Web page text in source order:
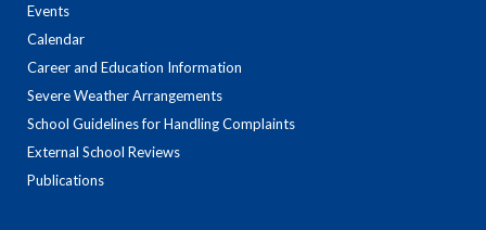
Events
Calendar
Career and Education Information
Severe Weather Arrangements
School Guidelines for Handling Complaints
External School Reviews
Publications